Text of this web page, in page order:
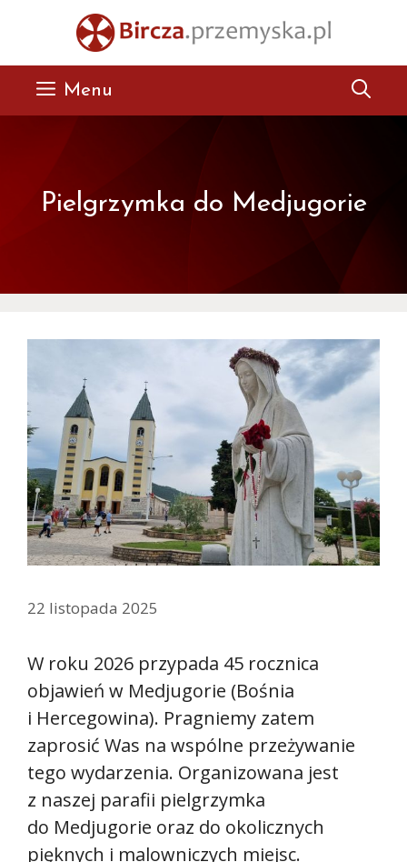
Menu
Pielgrzymka do Medjugorie
22 listopada 2025
W roku 2026 przypada 45 rocznica
objawień w Medjugorie (Bośnia
i Hercegowina). Pragniemy zatem
zaprosić Was na wspólne przeżywanie
tego wydarzenia. Organizowana jest
z naszej parafii pielgrzymka
do Medjugorie oraz do okolicznych
pięknych i malowniczych miejsc.